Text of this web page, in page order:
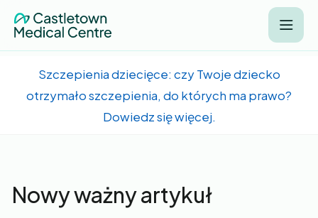
Szczepienia dziecięce: czy Twoje dziecko
otrzymało szczepienia, do których ma prawo?
Dowiedz się więcej.
Nowy ważny artykuł